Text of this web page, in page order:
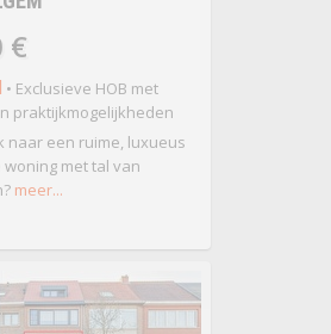
€
• Exclusieve HOB met
praktijkmogelijkheden
naar een ruime, luxueus
met tal van
meer...